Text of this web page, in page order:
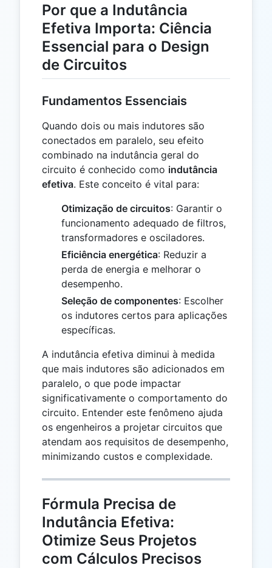
Por que a Indutância
Efetiva Importa: Ciência
Essencial para o Design
de Circuitos
Fundamentos Essenciais
Quando dois ou mais indutores são
conectados em paralelo, seu efeito
combinado na indutância geral do
circuito é conhecido como indutância
efetiva. Este conceito é vital para:
Otimização de circuitos: Garantir o
funcionamento adequado de filtros,
transformadores e osciladores.
Eficiência energética: Reduzir a
perda de energia e melhorar o
desempenho.
Seleção de componentes: Escolher
os indutores certos para aplicações
específicas.
A indutância efetiva diminui à medida
que mais indutores são adicionados em
paralelo, o que pode impactar
significativamente o comportamento do
circuito. Entender este fenômeno ajuda
os engenheiros a projetar circuitos que
atendam aos requisitos de desempenho,
minimizando custos e complexidade.
Fórmula Precisa de
Indutância Efetiva:
Otimize Seus Projetos
com Cálculos Precisos